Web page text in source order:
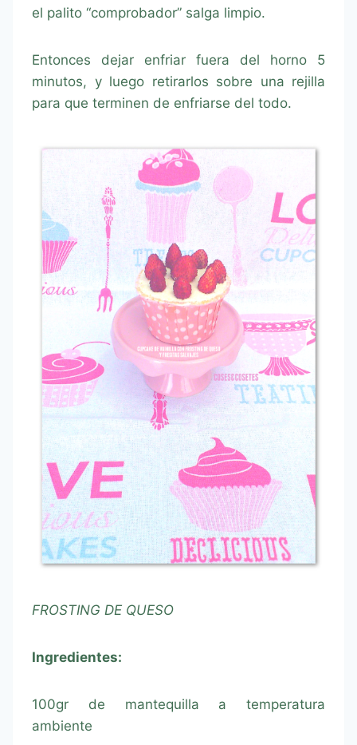
el palito “comprobador” salga limpio.
Entonces dejar enfriar fuera del horno 5
minutos, y luego retirarlos sobre una rejilla
para que terminen de enfriarse del todo.
FROSTING DE QUESO
Ingredientes:
100gr de mantequilla a temperatura
ambiente